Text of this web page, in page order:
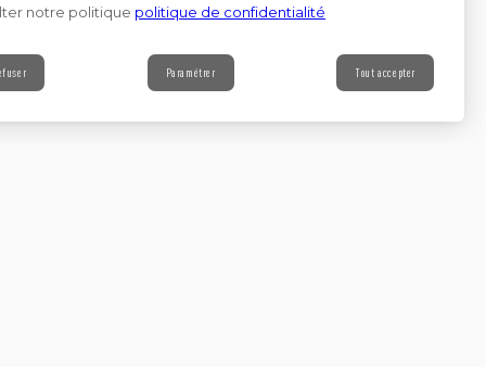
Contact
notre politique politique de confidentialité
Paramétrer Tout accepter